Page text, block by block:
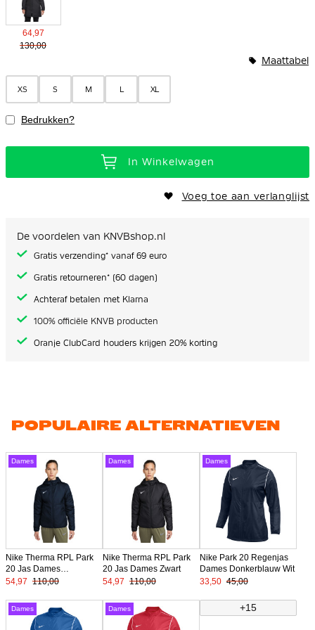
64,97
130,00
XS S M L XL
Maattabel
Bedrukken?
In Winkelwagen
Voeg toe aan verlanglijst
De voordelen van KNVBshop.nl
Gratis verzending* vanaf 69 euro
Gratis retourneren* (60 dagen)
Achteraf betalen met Klarna
100% officiële KNVB producten
Oranje ClubCard houders krijgen 20% korting
POPULAIRE ALTERNATIEVEN
Dames
Nike Therma RPL Park
20 Jas Dames
Donkerblauw
54,97 110,00
Dames
Nike Therma RPL Park
20 Jas Dames Zwart
54,97 110,00
Dames
Nike Park 20 Regenjas
Dames Donkerblauw Wit
33,50 45,00
Dames Dames +15